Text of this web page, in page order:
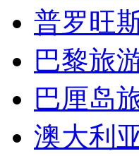
普罗旺
巴黎旅
巴厘岛
澳大利